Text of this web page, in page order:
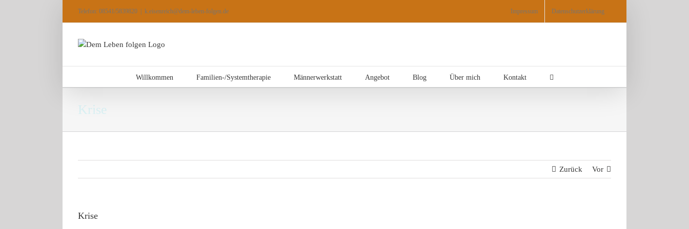
Telefon: 08541/5839820 k.eisenreich@dem-leben-folgen.de Impressum Datenschutzerklärung
Willkommen Familien-/Systemtherapie Männerwerkstatt Angebot Blog Über mich Kontakt
Krise
Zurück Vor
Krise